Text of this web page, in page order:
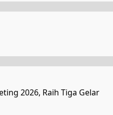
2026, Raih Tiga Gelar